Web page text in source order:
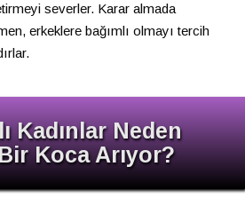
severler. Karar almada
erkeklere bağımlı olmayı tercih
Kadınlar Neden
Koca Arıyor?